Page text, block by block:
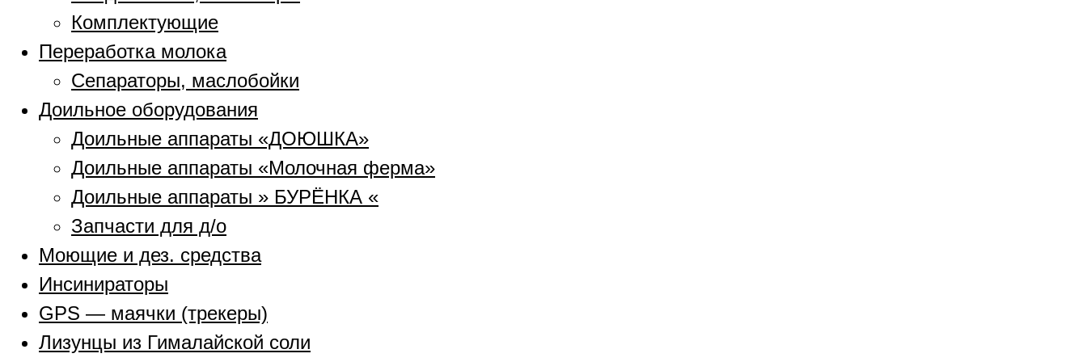
Комплектующие
Переработка молока
Сепараторы, маслобойки
Доильное оборудования
Доильные аппараты «ДОЮШКА»
Доильные аппараты «Молочная ферма»
Доильные аппараты » БУРЁНКА «
Запчасти для д/о
Моющие и дез. средства
Инсинираторы
GPS — маячки (трекеры)
Лизунцы из Гималайской соли